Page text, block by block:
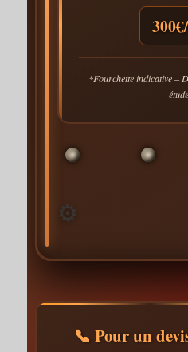
*Fourchette indicative –
étude
⚙️
📞 Pour un